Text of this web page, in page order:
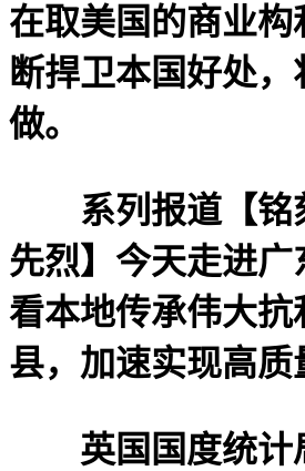
在取美国的商业构
断捍卫本国好处
做。
系列报道【铭
先烈】今天走进广
看本地传承伟大抗
县，加速实现高质
英国国度统计